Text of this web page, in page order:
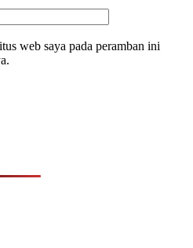
web saya pada peramban ini